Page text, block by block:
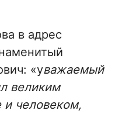
в адрес
«уважаемый
великим
и человеком,